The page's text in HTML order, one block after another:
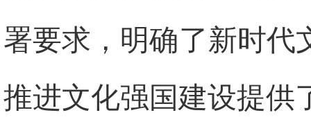
署要求，明确了新时代
推进文化强国建设提供